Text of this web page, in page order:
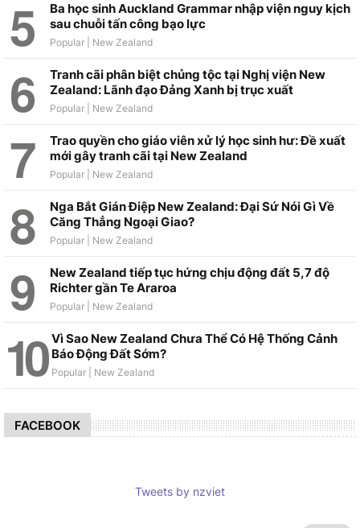
Ba học sinh Auckland Grammar nhập viện nguy kịch
sau chuỗi tấn công bạo lực
Tranh cãi phân biệt chủng tộc tại Nghị viện New
Zealand: Lãnh đạo Đảng Xanh bị trục xuất
Trao quyền cho giáo viên xử lý học sinh hư: Đề xuất
mới gây tranh cãi tại New Zealand
Nga Bắt Gián Điệp New Zealand: Đại Sứ Nói Gì Về
Căng Thẳng Ngoại Giao?
New Zealand tiếp tục hứng chịu động đất 5,7 độ
Richter gần Te Araroa
Vì Sao New Zealand Chưa Thể Có Hệ Thống Cảnh
Báo Động Đất Sớm?
FACEBOOK
Tweets by nzviet